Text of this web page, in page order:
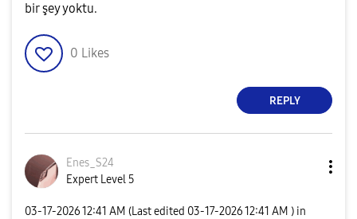
bir şey yoktu.
0 Likes
REPLY
Enes_S24
Expert Level 5
‎03-17-202612:41 AM (Last edited ‎03-17-202612:41 AM ) in